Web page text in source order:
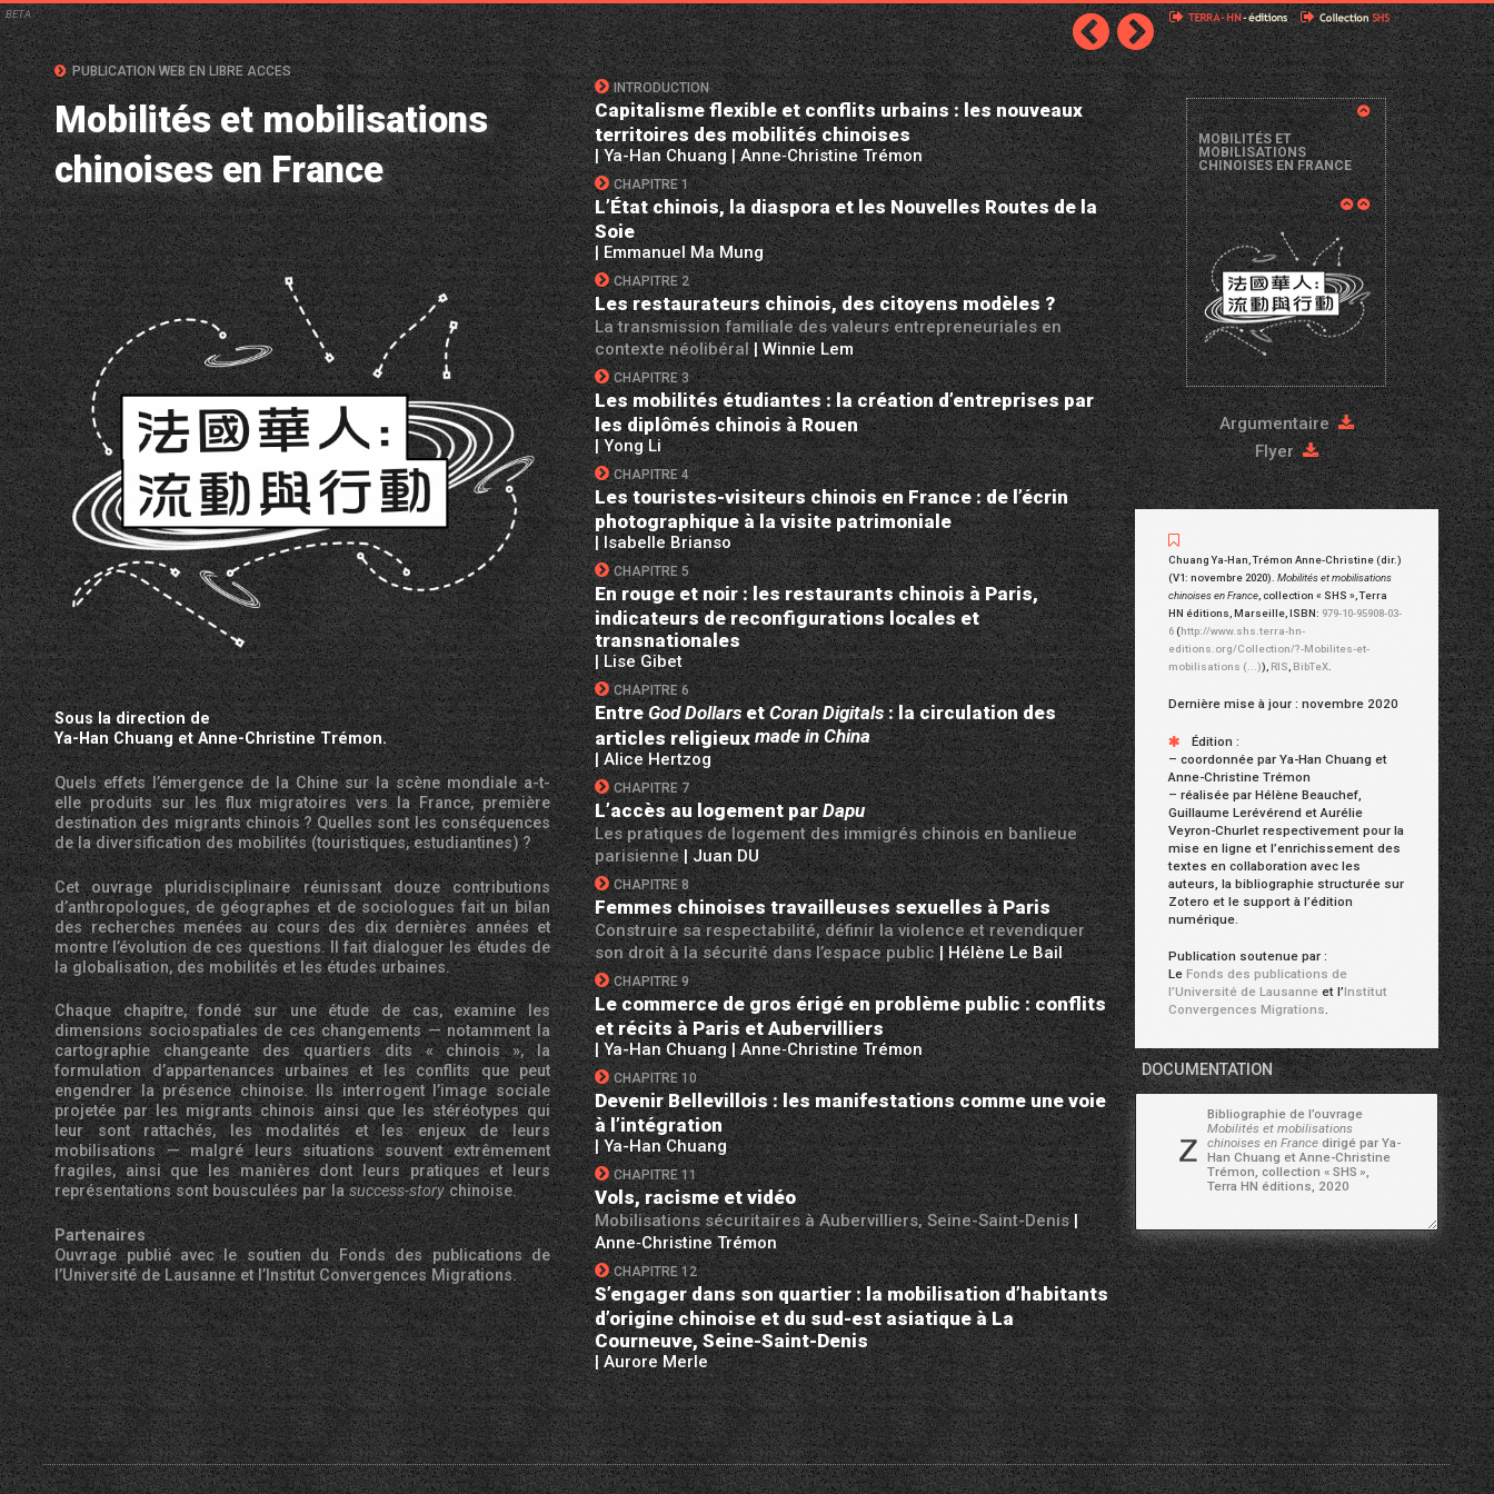
BETA
PUBLICATION WEB EN LIBRE ACCES
Mobilités et mobilisations
chinoises en France
Sous la direction de
Ya-Han Chuang et Anne-Christine Trémon.
Quels effets l’émergence de la Chine sur la scène mondiale a-t-
elle produits sur les flux migratoires vers la France, première
destination des migrants chinois? Quelles sont les conséquences
de la diversification des mobilités (touristiques, estudiantines)?
Cet ouvrage pluridisciplinaire réunissant douze contributions
d’anthropologues, de géographes et de sociologues fait un bilan
des recherches menées au cours des dix dernières années et
montre l’évolution de ces questions. Il fait dialoguer les études de
la globalisation, des mobilités et les études urbaines.
Chaque chapitre, fondé sur une étude de cas, examine les
dimensions sociospatiales de ces changements — notamment la
cartographie changeante des quartiers dits «
chinois
», la
formulation d’appartenances urbaines et les conflits que peut
engendrer la présence chinoise. Ils interrogent l’image sociale
projetée par les migrants chinois ainsi que les stéréotypes qui
leur sont rattachés, les modalités et les enjeux de leurs
mobilisations — malgré leurs situations souvent extrêmement
fragiles, ainsi que les manières dont leurs pratiques et leurs
représentations sont bousculées par lasuccess-storychinoise.
Partenaires
Ouvrage publié avec le soutien du Fonds des publications de
l’Université de Lausanne et l’Institut Convergences Migrations.
INTRODUCTION
Capitalisme flexible et conflits urbains : les nouveaux
territoires des mobilités chinoises
| Ya-Han Chuang| Anne‑Christine Trémon
CHAPITRE 1
L’État chinois, la diaspora et les Nouvelles Routes de la
Soie
| Emmanuel Ma Mung
CHAPITRE 2
Les restaurateurs chinois, des citoyens modèles ?
La transmission familiale des valeurs entrepreneuriales en
contexte néolibéral| Winnie Lem
CHAPITRE 3
Les mobilités étudiantes : la création d’entreprises par
les diplômés chinois à Rouen
| Yong Li
CHAPITRE 4
Les touristes-visiteurs chinois en France : de l’écrin
photographique à la visite patrimoniale
| Isabelle Brianso
CHAPITRE 5
En rouge et noir : les restaurants chinois à Paris,
indicateurs de reconfigurations locales et
transnationales
| Lise Gibet
CHAPITRE 6
EntreGod DollarsetCoran Digitals: la circulation des
articles religieuxmade in China
| Alice Hertzog
CHAPITRE 7
L’accès au logement parDapu
Les pratiques de logement des immigrés chinois en banlieue
parisienne| Juan DU
CHAPITRE 8
Femmes chinoises travailleuses sexuelles à Paris
Construire sa respectabilité, définir la violence et revendiquer
son droit à la sécurité dans l’espace public| Hélène Le Bail
CHAPITRE 9
Le commerce de gros érigé en problème public : conflits
et récits à Paris et Aubervilliers
| Ya-Han Chuang| Anne‑Christine Trémon
CHAPITRE 10
Devenir Bellevillois : les manifestations comme une voie
à l’intégration
| Ya-Han Chuang
CHAPITRE 11
Vols, racisme et vidéo
Mobilisations sécuritaires à Aubervilliers, Seine-Saint-Denis|
Anne‑Christine Trémon
CHAPITRE 12
S’engager dans son quartier : la mobilisation d’habitants
d’origine chinoise et du sud-est asiatique à La
Courneuve, Seine-Saint-Denis
| Aurore Merle
MOBILITÉS ET
MOBILISATIONS
CHINOISES EN FRANCE
Argumentaire
Flyer
Chuang Ya-Han, Trémon Anne-Christine (dir.)
(V1: novembre 2020) Mobilités et mobilisations
chinoises en France, collection « SHS »,Terra
HN éditions Marseille, ISBN: 979-10-95908-03-
6 (http://www.shs.terra-hn-
editions.org/Collection/?-Mobilites-et-
mobilisations (...)) RIS BibTeX.
Dernière mise à jour : novembre 2020
Édition :
– coordonnée par Ya-Han Chuang et
Anne-Christine Trémon
– réalisée par Hélène Beauchef,
Guillaume Lerévérend et Aurélie
Veyron-Churlet respectivement pour la
mise en ligne et l’enrichissement des
textes en collaboration avec les
auteurs, la bibliographie structurée sur
Zotero et le support à l’édition
numérique.
Publication soutenue par :
Le Fonds des publications de
l’Université de Lausanne et l’Institut
Convergences Migrations
DOCUMENTATION
Bibliographie de l’ouvrage
Mobilités et mobilisations
chinoises en Francedirigé par Ya-
Han Chuang et Anne-Christine
Trémon, collection « SHS »,
Terra HN éditions, 2020